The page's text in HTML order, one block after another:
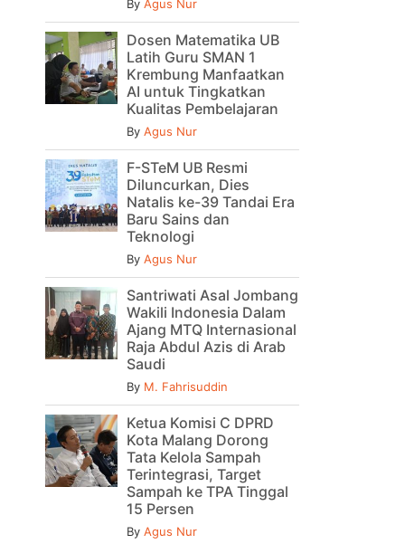
By Agus Nur
Dosen Matematika UB
Latih Guru SMAN 1
Krembung Manfaatkan
AI untuk Tingkatkan
Kualitas Pembelajaran
By Agus Nur
F-STeM UB Resmi
Diluncurkan, Dies
Natalis ke-39 Tandai Era
Baru Sains dan
Teknologi
By Agus Nur
Santriwati Asal Jombang
Wakili Indonesia Dalam
Ajang MTQ Internasional
Raja Abdul Azis di Arab
Saudi
By M. Fahrisuddin
Ketua Komisi C DPRD
Kota Malang Dorong
Tata Kelola Sampah
Terintegrasi, Target
Sampah ke TPA Tinggal
15 Persen
By Agus Nur